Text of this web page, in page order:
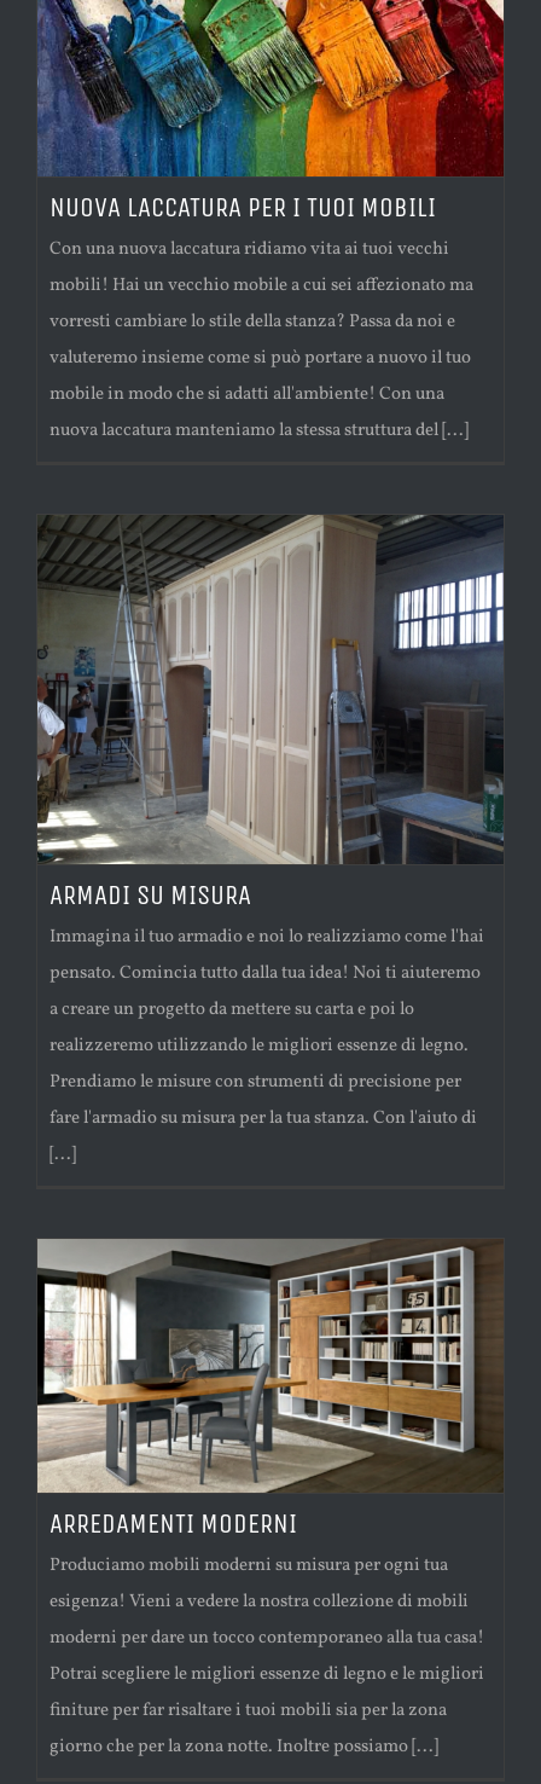
NUOVA LACCATURA PER I TUOI MOBILI
Con una nuova laccatura ridiamo vita ai tuoi vecchi
mobili! Hai un vecchio mobile a cui sei affezionato ma
vorresti cambiare lo stile della stanza? Passa da noi e
valuteremo insieme come si può portare a nuovo il tuo
mobile in modo che si adatti all'ambiente! Con una
nuova laccatura manteniamo la stessa struttura del [...]
ARMADI SU MISURA
Immagina il tuo armadio e noi lo realizziamo come l'hai
pensato. Comincia tutto dalla tua idea! Noi ti aiuteremo
a creare un progetto da mettere su carta e poi lo
realizzeremo utilizzando le migliori essenze di legno.
Prendiamo le misure con strumenti di precisione per
fare l'armadio su misura per la tua stanza. Con l'aiuto di
[...]
ARREDAMENTI MODERNI
Produciamo mobili moderni su misura per ogni tua
esigenza! Vieni a vedere la nostra collezione di mobili
moderni per dare un tocco contemporaneo alla tua casa!
Potrai scegliere le migliori essenze di legno e le migliori
finiture per far risaltare i tuoi mobili sia per la zona
giorno che per la zona notte. Inoltre possiamo [...]